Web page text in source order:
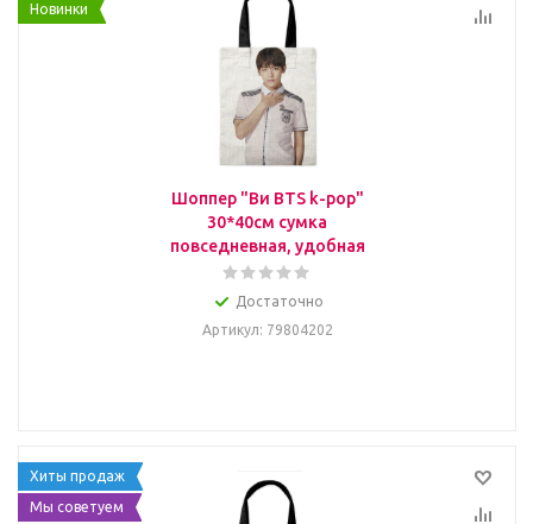
Новинки
Шоппер "Ви BTS k-pop"
30*40см сумка
повседневная, удобная
Достаточно
Артикул: 79804202
Хиты продаж
Мы советуем